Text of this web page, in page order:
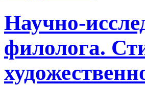
Научно-
филолога.